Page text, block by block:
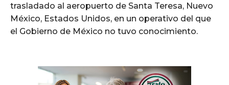
trasladado al aeropuerto de Santa Teresa, Nuevo
México, Estados Unidos, en un operativo del que
el Gobierno de México no tuvo conocimiento.